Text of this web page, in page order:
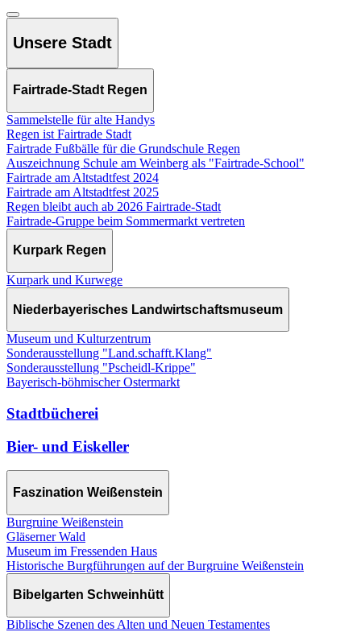
Unsere Stadt
Fairtrade-Stadt Regen
Sammelstelle für alte Handys
Regen ist Fairtrade Stadt
Fairtrade Fußbälle für die Grundschule Regen
Auszeichnung Schule am Weinberg als "Fairtrade-School"
Fairtrade am Altstadtfest 2024
Fairtrade am Altstadtfest 2025
Regen bleibt auch ab 2026 Fairtrade-Stadt
Fairtrade-Gruppe beim Sommermarkt vertreten
Kurpark Regen
Kurpark und Kurwege
Niederbayerisches Landwirtschaftsmuseum
Museum und Kulturzentrum
Sonderausstellung "Land.schafft.Klang"
Sonderausstellung "Pscheidl-Krippe"
Bayerisch-böhmischer Ostermarkt
Stadtbücherei
Bier- und Eiskeller
Faszination Weißenstein
Burgruine Weißenstein
Gläserner Wald
Museum im Fressenden Haus
Historische Burgführungen auf der Burgruine Weißenstein
Bibelgarten Schweinhütt
Biblische Szenen des Alten und Neuen Testamentes